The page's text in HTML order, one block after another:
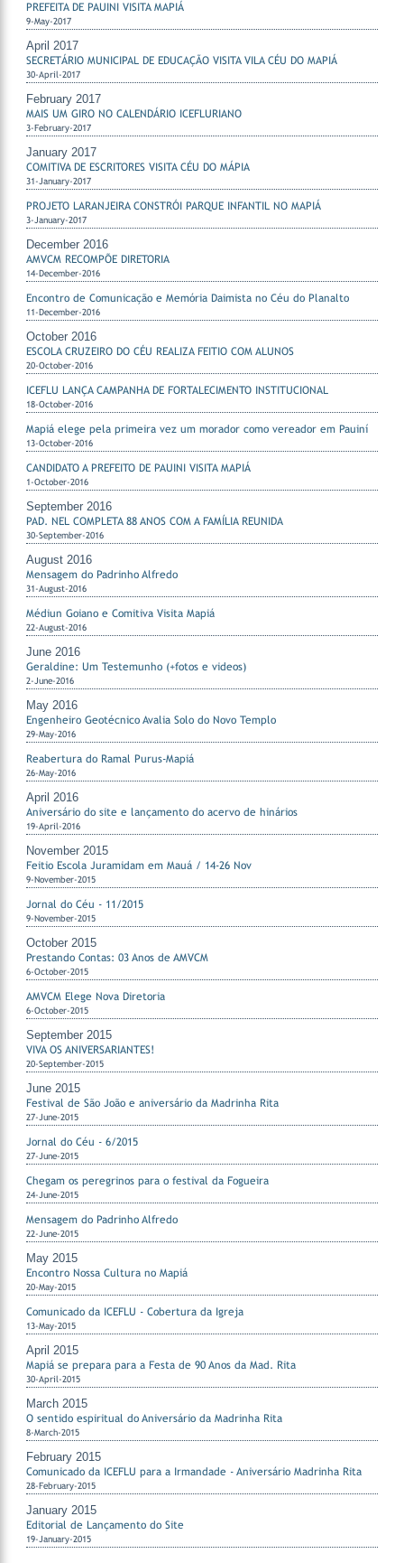
PREFEITA DE PAUINI VISITA MAPIÁ
9-May-2017
April 2017
SECRETÁRIO MUNICIPAL DE EDUCAÇÃO VISITA VILA CÉU DO MAPIÁ
30-April-2017
February 2017
MAIS UM GIRO NO CALENDÁRIO ICEFLURIANO
3-February-2017
January 2017
COMITIVA DE ESCRITORES VISITA CÉU DO MÁPIA
31-January-2017
PROJETO LARANJEIRA CONSTRÓI PARQUE INFANTIL NO MAPIÁ
3-January-2017
December 2016
AMVCM RECOMPÕE DIRETORIA
14-December-2016
Encontro de Comunicação e Memória Daimista no Céu do Planalto
11-December-2016
October 2016
ESCOLA CRUZEIRO DO CÉU REALIZA FEITIO COM ALUNOS
20-October-2016
ICEFLU LANÇA CAMPANHA DE FORTALECIMENTO INSTITUCIONAL
18-October-2016
Mapiá elege pela primeira vez um morador como vereador em Pauiní
13-October-2016
CANDIDATO A PREFEITO DE PAUINI VISITA MAPIÁ
1-October-2016
September 2016
PAD. NEL COMPLETA 88 ANOS COM A FAMÍLIA REUNIDA
30-September-2016
August 2016
Mensagem do Padrinho Alfredo
31-August-2016
Médiun Goiano e Comitiva Visita Mapiá
22-August-2016
June 2016
Geraldine: Um Testemunho (+fotos e videos)
2-June-2016
May 2016
Engenheiro Geotécnico Avalia Solo do Novo Templo
29-May-2016
Reabertura do Ramal Purus-Mapiá
26-May-2016
April 2016
Aniversário do site e lançamento do acervo de hinários
19-April-2016
November 2015
Feitio Escola Juramidam em Mauá / 14-26 Nov
9-November-2015
Jornal do Céu - 11/2015
9-November-2015
October 2015
Prestando Contas: 03 Anos de AMVCM
6-October-2015
AMVCM Elege Nova Diretoria
6-October-2015
September 2015
VIVA OS ANIVERSARIANTES!
20-September-2015
June 2015
Festival de São João e aniversário da Madrinha Rita
27-June-2015
Jornal do Céu - 6/2015
27-June-2015
Chegam os peregrinos para o festival da Fogueira
24-June-2015
Mensagem do Padrinho Alfredo
22-June-2015
May 2015
Encontro Nossa Cultura no Mapiá
20-May-2015
Comunicado da ICEFLU - Cobertura da Igreja
13-May-2015
April 2015
Mapiá se prepara para a Festa de 90 Anos da Mad. Rita
30-April-2015
March 2015
O sentido espiritual do Aniversário da Madrinha Rita
8-March-2015
February 2015
Comunicado da ICEFLU para a Irmandade - Aniversário Madrinha Rita
28-February-2015
January 2015
Editorial de Lançamento do Site
19-January-2015